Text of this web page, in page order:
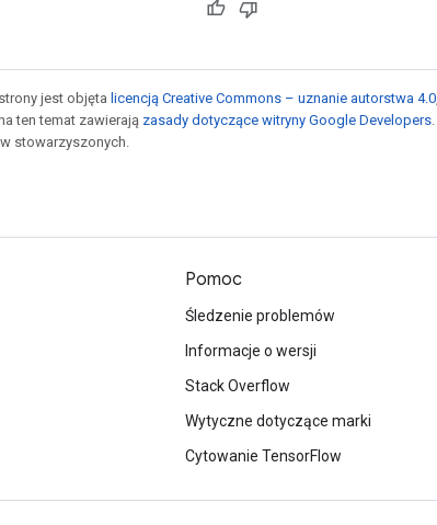
jest objęta licencją Creative Commons – uznanie autorstwa 4.0
ten temat zawierają zasady dotyczące witryny Google Developers
stowarzyszonych.
Pomoc
Śledzenie problemów
Informacje o wersji
Stack Overflow
Wytyczne dotyczące marki
Cytowanie TensorFlow